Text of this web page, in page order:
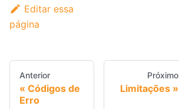
Editar essa
página
Anterior
Códigos de
Erro
Próximo
Limitações